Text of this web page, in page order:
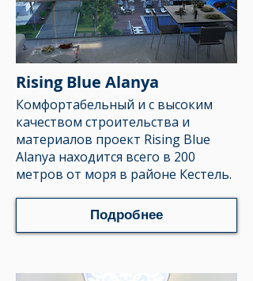
Rising Blue Alanya
Комфортабельный и с высоким
качеством строительства и
материалов проект Rising Blue
Alanya находится всего в 200
метров от моря в районе Кестель.
Подробнее